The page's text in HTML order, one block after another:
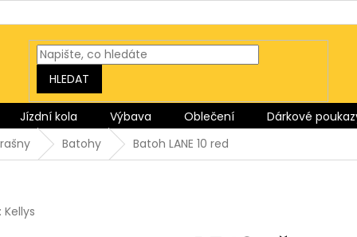
HLEDAT
Jízdní kola Výbava Oblečení Dárkové
Batohy Batoh LANE 10 red
Kellys